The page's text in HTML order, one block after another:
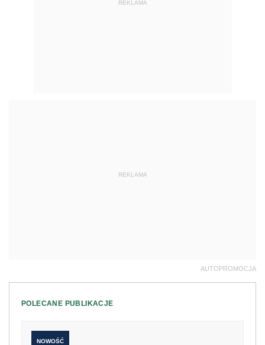
REKLAMA
REKLAMA
AUTOPROMOCJA
POLECANE PUBLIKACJE
NOWOŚĆ